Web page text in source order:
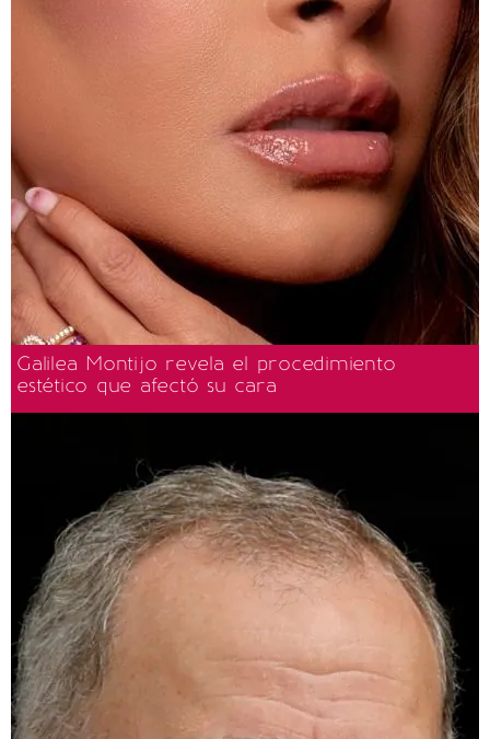
Galilea Montijo revela el procedimiento
estético que afectó su cara